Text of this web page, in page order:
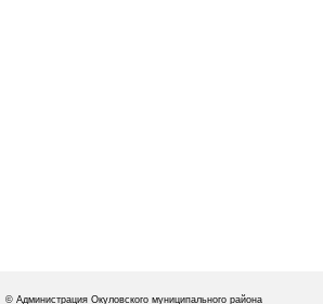
© Администрация Окуловского муниципального района